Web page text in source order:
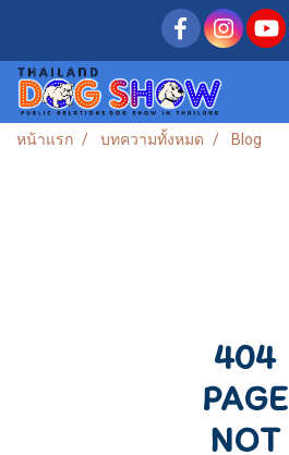
หน้าแรก บทความทั้งหมด Blog
404
PAGE
NOT